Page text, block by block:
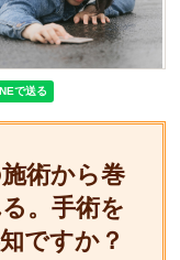
術から巻
。手術を
ですか？